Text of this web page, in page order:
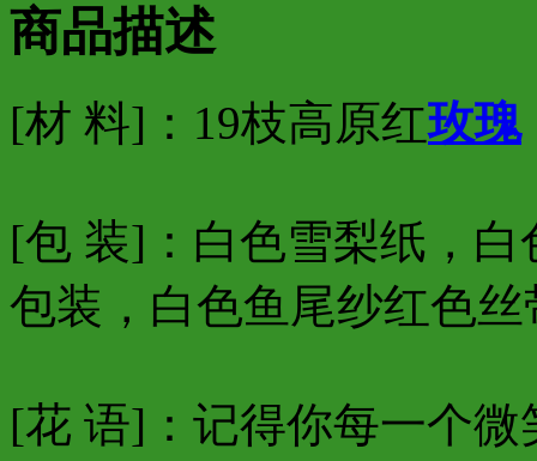
商品描述
[材 料]：19枝高原红玫瑰
[包 装]：白色雪梨纸，
包装，白色鱼尾纱红色
[花 语]：记得你每一个